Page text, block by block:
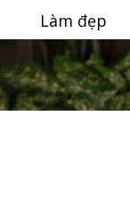
Làm đẹp